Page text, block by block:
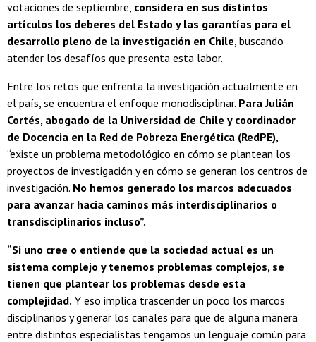
votaciones de septiembre, considera en sus distintos
artículos los deberes del Estado y las garantías para el
desarrollo pleno de la investigación en Chile , buscando
atender los desafíos que presenta esta labor.
Entre los retos que enfrenta la investigación actualmente en
el país, se encuentra el enfoque monodisciplinar. Para Julián
Cortés, abogado de la Universidad de Chile y coordinador
de Docencia en la Red de Pobreza Energética (RedPE),
“existe un problema metodológico en cómo se plantean los
proyectos de investigación y en cómo se generan los centros de
investigación. No hemos generado los marcos adecuados
para avanzar hacia caminos más interdisciplinarios o
transdisciplinarios incluso”.
“Si uno cree o entiende que la sociedad actual es un
sistema complejo y tenemos problemas complejos, se
tienen que plantear los problemas desde esta
complejidad. Y eso implica trascender un poco los marcos
disciplinarios y generar los canales para que de alguna manera
entre distintos especialistas tengamos un lenguaje común para